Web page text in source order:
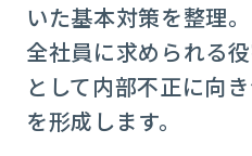
いた基本対策を整理。
全社員に求められる
として内部不正に向
を形成します。